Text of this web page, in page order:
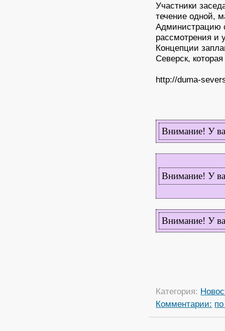
Участники
течение одной,
Администрацию
рассмотрения и
Концепции
Северск,
http://duma-
Внимание! У
Внимание! У
Внимание! У
Категория:
Комментарии: